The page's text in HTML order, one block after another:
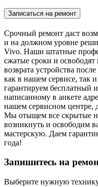
Записаться на ремонт
Срочный ремонт даст
и на должном уровне
Vivo. Наши штатные
сжатые сроки и
возврата устройства
как в нашем сервисе, так
гарантируем бесплатный
написанному в анкете
нашем сервисном центре,
Мы отыщем все скрытые
возникнуть и освободим
мастерскую. Даем
года!
Запишитесь на
Выберите нужную